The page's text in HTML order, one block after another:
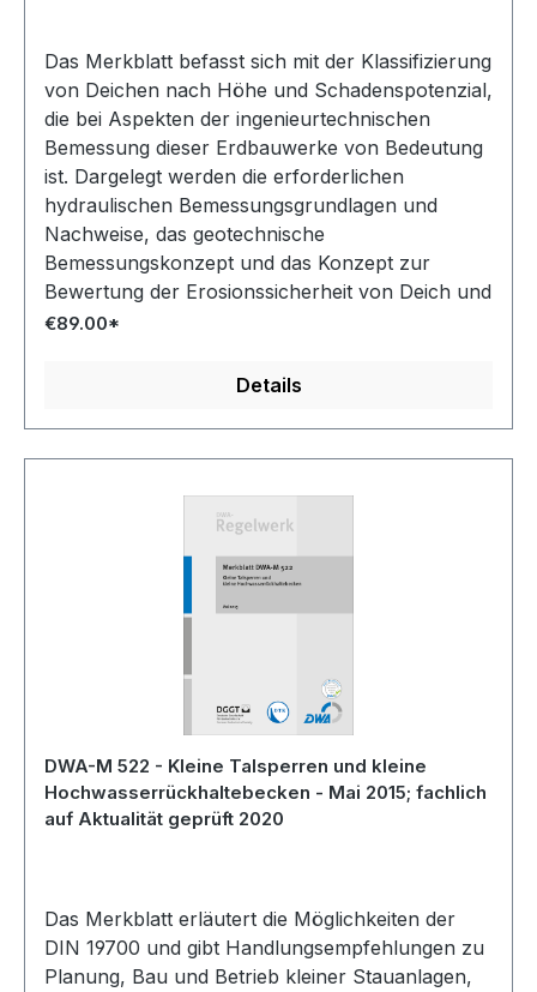
Das Merkblatt befasst sich mit der Klassifizierung
von Deichen nach Höhe und Schadenspotenzial,
die bei Aspekten der ingenieurtechnischen
Bemessung dieser Erdbauwerke von Bedeutung
ist. Dargelegt werden die erforderlichen
hydraulischen Bemessungsgrundlagen und
Nachweise, das geotechnische
Bemessungskonzept und das Konzept zur
Bewertung der Erosionssicherheit von Deich und
Untergrund. In diesem Zusammenhang werden
Lastannahmen gegeben.
€89.00*
Details
DWA-M 522 - Kleine Talsperren und kleine
Hochwasserrückhaltebecken - Mai 2015; fachlich
auf Aktualität geprüft 2020
Das Merkblatt erläutert die Möglichkeiten der
DIN 19700 und gibt Handlungsempfehlungen zu
Planung, Bau und Betrieb kleiner Stauanlagen,